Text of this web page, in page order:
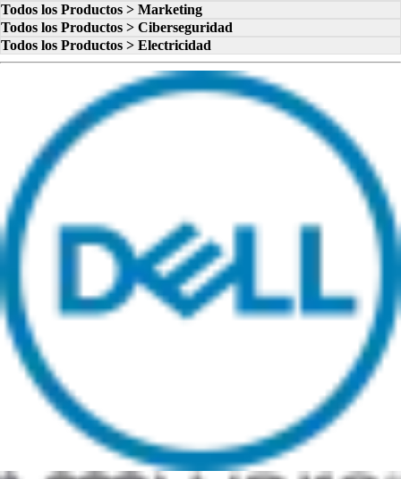
Todos los Productos > Marketing
Todos los Productos > Ciberseguridad
Todos los Productos > Electricidad